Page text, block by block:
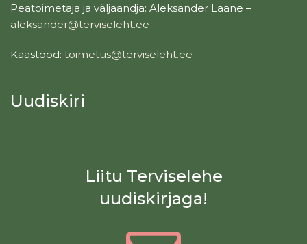
Peatoimetaja ja väljaandja: Aleksander Laane –
aleksander@terviseleht.ee
Kaastööd: toimetus@terviseleht.ee
Uudiskiri
Liitu Terviselehe
uudiskirjaga!